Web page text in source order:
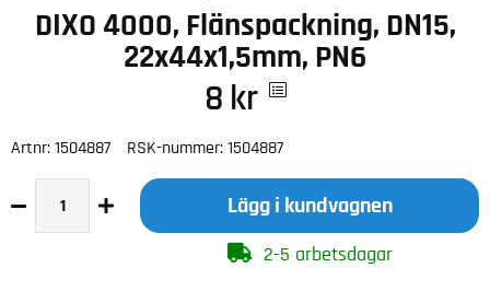
DIXO 4000, Flänspackning, DN15,
22x44x1,5mm, PN6
8 kr
Artnr: 1504887 RSK-nummer: 1504887
Lägg i kundvagnen
2-5 arbetsdagar